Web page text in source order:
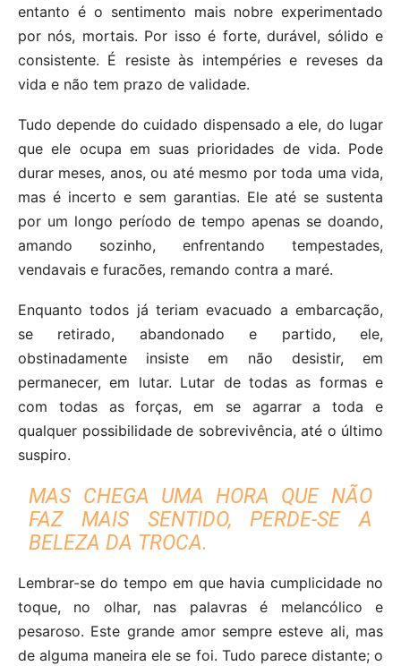
entanto é o sentimento mais nobre experimentado
por nós, mortais. Por isso é forte, durável, sólido e
consistente. É resiste às intempéries e reveses da
vida e não tem prazo de validade.
Tudo depende do cuidado dispensado a ele, do lugar
que ele ocupa em suas prioridades de vida. Pode
durar meses, anos, ou até mesmo por toda uma vida,
mas é incerto e sem garantias. Ele até se sustenta
por um longo período de tempo apenas se doando,
amando sozinho, enfrentando tempestades,
vendavais e furacões, remando contra a maré.
Enquanto todos já teriam evacuado a embarcação,
se retirado, abandonado e partido, ele,
obstinadamente insiste em não desistir, em
permanecer, em lutar. Lutar de todas as formas e
com todas as forças, em se agarrar a toda e
qualquer possibilidade de sobrevivência, até o último
suspiro.
MAS CHEGA UMA HORA QUE NÃO
FAZ MAIS SENTIDO, PERDE-SE A
BELEZA DA TROCA.
Lembrar-se do tempo em que havia cumplicidade no
toque, no olhar, nas palavras é melancólico e
pesaroso. Este grande amor sempre esteve ali, mas
de alguma maneira ele se foi. Tudo parece distante; o